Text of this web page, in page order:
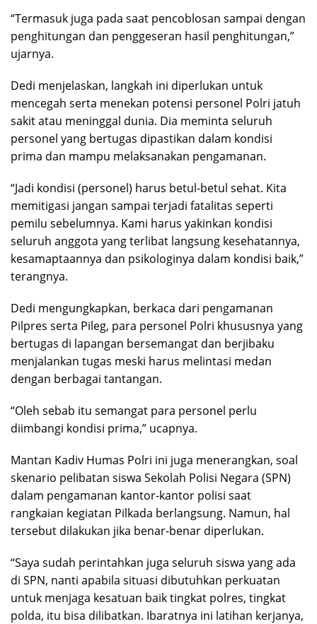
“Termasuk juga pada saat pencoblosan sampai dengan
penghitungan dan penggeseran hasil penghitungan,”
ujarnya.
Dedi menjelaskan, langkah ini diperlukan untuk
mencegah serta menekan potensi personel Polri jatuh
sakit atau meninggal dunia. Dia meminta seluruh
personel yang bertugas dipastikan dalam kondisi
prima dan mampu melaksanakan pengamanan.
“Jadi kondisi (personel) harus betul-betul sehat. Kita
memitigasi jangan sampai terjadi fatalitas seperti
pemilu sebelumnya. Kami harus yakinkan kondisi
seluruh anggota yang terlibat langsung kesehatannya,
kesamaptaannya dan psikologinya dalam kondisi baik,”
terangnya.
Dedi mengungkapkan, berkaca dari pengamanan
Pilpres serta Pileg, para personel Polri khususnya yang
bertugas di lapangan bersemangat dan berjibaku
menjalankan tugas meski harus melintasi medan
dengan berbagai tantangan.
“Oleh sebab itu semangat para personel perlu
diimbangi kondisi prima,” ucapnya.
Mantan Kadiv Humas Polri ini juga menerangkan, soal
skenario pelibatan siswa Sekolah Polisi Negara (SPN)
dalam pengamanan kantor-kantor polisi saat
rangkaian kegiatan Pilkada berlangsung. Namun, hal
tersebut dilakukan jika benar-benar diperlukan.
“Saya sudah perintahkan juga seluruh siswa yang ada
di SPN, nanti apabila situasi dibutuhkan perkuatan
untuk menjaga kesatuan baik tingkat polres, tingkat
polda, itu bisa dilibatkan. Ibaratnya ini latihan kerjanya,